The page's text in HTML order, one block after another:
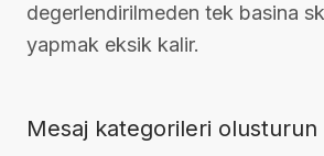
degerlendirilmeden tek basina
yapmak eksik kalir.
Mesaj kategorileri olusturun